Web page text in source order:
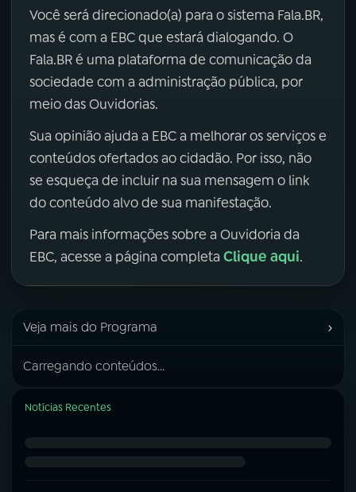
Você será direcionado(a) para o sistema Fala.BR,
mas é com a EBC que estará dialogando. O
Fala.BR é uma plataforma de comunicação da
sociedade com a administração pública, por
meio das Ouvidorias.
Sua opinião ajuda a EBC a melhorar os serviços e
conteúdos ofertados ao cidadão. Por isso, não
se esqueça de incluir na sua mensagem o link
do conteúdo alvo de sua manifestação.
Para mais informações sobre a Ouvidoria da
EBC, acesse a página completa Clique aqui.
Veja mais do Programa ›
Carregando conteúdos...
Notícias Recentes